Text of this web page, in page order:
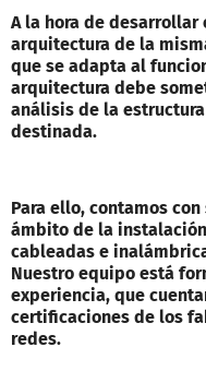
A la hora de
arquitectura de la
que se adapta al
arquitectura debe
análisis de la
destinada.
Para ello, contamos
ámbito de la
cableadas e
Nuestro equipo está
experiencia, que
certificaciones de los
redes.